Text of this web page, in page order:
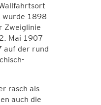
wurde 1898
Zweiglinie
Mai 1907
auf der rund
rasch als
auch die